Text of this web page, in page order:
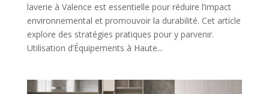
laverie à Valence est essentielle pour réduire l’impact
environnemental et promouvoir la durabilité. Cet article
explore des stratégies pratiques pour y parvenir.
Utilisation d’Équipements à Haute...